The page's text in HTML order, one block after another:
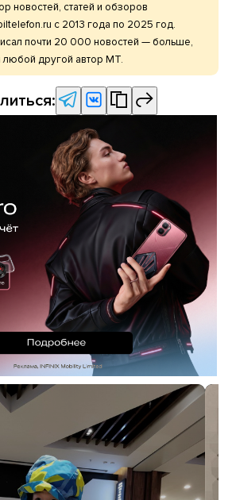
новостей, статей и обзоров
с 2013 года по 2025 год.
почти 20 000 новостей — больше,
любой другой автор МТ.